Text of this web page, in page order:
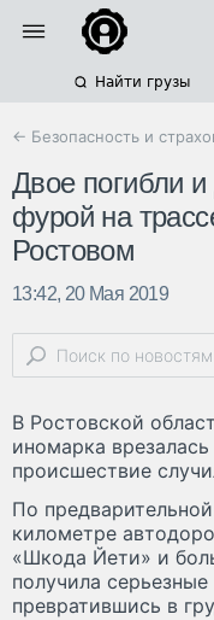
Найти грузы
← Безопасность и
Двое погибли
фурой на
Ростовом
13:42, 20 Мая 2019
В Ростовской
иномарка
происшествие
По
километре
«Шкода Йети» и
получила
превратившись в